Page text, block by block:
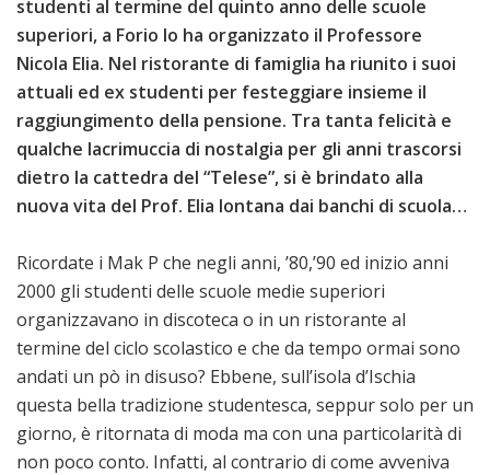
studenti al termine del quinto anno delle scuole
superiori, a Forio lo ha organizzato il Professore
Nicola Elia. Nel ristorante di famiglia ha riunito i suoi
attuali ed ex studenti per festeggiare insieme il
raggiungimento della pensione. Tra tanta felicità e
qualche lacrimuccia di nostalgia per gli anni trascorsi
dietro la cattedra del “Telese”, si è brindato alla
nuova vita del Prof. Elia lontana dai banchi di scuola…
Ricordate i Mak P che negli anni, ’80,’90 ed inizio anni
2000 gli studenti delle scuole medie superiori
organizzavano in discoteca o in un ristorante al
termine del ciclo scolastico e che da tempo ormai sono
andati un pò in disuso? Ebbene, sull’isola d’Ischia
questa bella tradizione studentesca, seppur solo per un
giorno, è ritornata di moda ma con una particolarità di
non poco conto. Infatti, al contrario di come avveniva